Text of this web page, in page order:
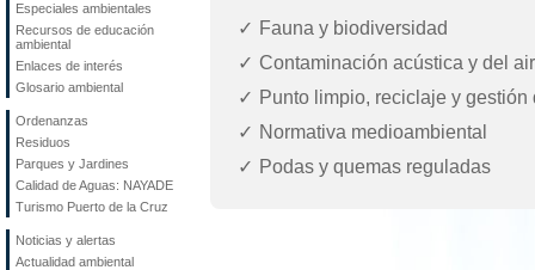
Especiales ambientales
Recursos de educación
ambiental
Enlaces de interés
Glosario ambiental
Ordenanzas
Residuos
Parques y Jardines
Calidad de Aguas: NAYADE
Turismo Puerto de la Cruz
Noticias y alertas
Actualidad ambiental
Fauna y biodiversidad
Contaminación acústica y del
Punto limpio, reciclaje y gestión
Normativa medioambiental
Podas y quemas reguladas